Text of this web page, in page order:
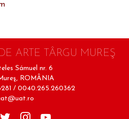
ARTE TÂRGU MUREŞ
Sámuel nr. 6
ROMÂNIA
/ 0040.265.260362